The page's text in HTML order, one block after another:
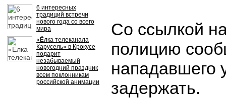
6 интересных
традиций встречи
нового года со всего
мира
«Ёлка телеканала
Карусель» в Крокусе
подарит
незабываемый
новогодний праздник
всем поклонникам
российской анимации
Со ссылкой
полицию
нападавшего
задержать.